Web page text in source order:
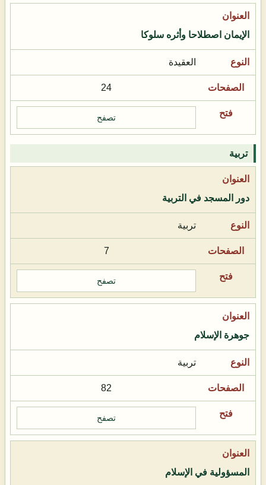
الإيمان اصطلاحا وأثره سلوكا
العقيدة
24
تصفح
تربية
دور المسجد في التربية
تربية
7
تصفح
جوهرة الإسلام
تربية
82
تصفح
المسؤولية في الإسلام